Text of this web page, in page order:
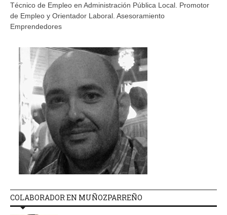
Técnico de Empleo en Administración Pública Local. Promotor
de Empleo y Orientador Laboral. Asesoramiento
Emprendedores
COLABORADOR EN MUÑOZPARREÑO